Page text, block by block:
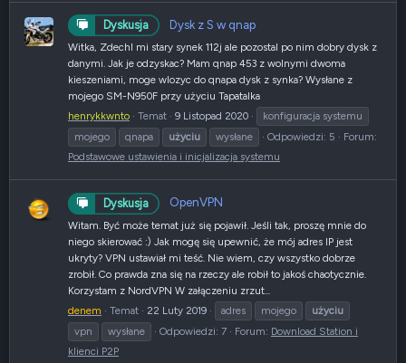
Dyskusja Dysk z S w qnap
Witka, Zdechl mi stary synek 112j ale pozostal po nim dobry dysk z
danymi. Jak je odzyskac? Mam qnap 453 z wolnymi dwoma
kieszeniami, moge wlozyc do qnapa dysk z synka? Wysłane z
mojego SM-N950F przy użyciu Tapatalka
henrykkwnto
Temat 9 Listopad 2020
konfiguracja systemu
mojego
qnapa użyciu wysłane Odpowiedzi: 5
Forum:
Podstawowe ustawienia i inicjalizacja systemu
Dyskusja OpenVPN
Witam. Być może temat już się pojawił. Jeśli tak, proszę mnie do
niego skierować :) Jak mogę się upewnić, że mój adres IP jest
ukryty? VPN ustawiał mi teść. Nie wiem, czy wszystko dobrze
zrobił. Co prawda zna się na rzeczy ale robił to jakoś chaotycznie.
Korzystam z NordVPN W załączeniu zrzut...
denem
Temat 22 Luty 2019 adres mojego
użyciu
vpn
wysłane Odpowiedzi: 7 Forum: Download Station i
klienci P2P